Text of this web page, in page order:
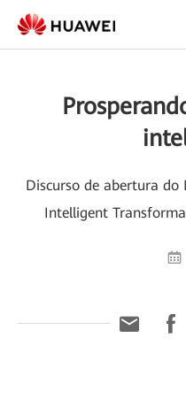
Discurso de abertura
Intelligent